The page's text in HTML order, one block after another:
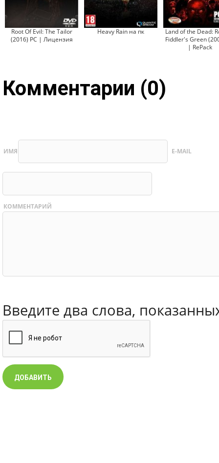
Root Of Evil: The Tailor
(2016) PC | Лицензия
Heavy Rain на пк
Land of the Dead:
Fiddler's Green
| RePack
Комментарии (0)
ИМЯ E-MAIL
КОММЕНТАРИЙ
Введите два слова,